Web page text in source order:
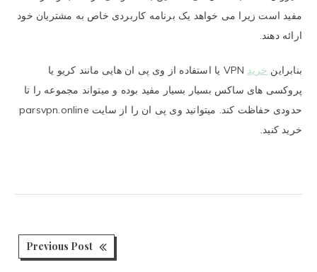
مفید است زیرا می خواهد یک برنامه کاربردی خاص به مشتریان خود
ارائه دهند.
بنابراین خرید
VPN یا استفاده از وی پی ان هایی مانند کریو یا
پروکسی های ساکس بسیار بسیار مفید بوده و میتواند مجموعه را تا
حدودی حفاظت کند. میتوانید وی پی ان را از سایت parsvpn.online
خرید کنید.
Previous Post